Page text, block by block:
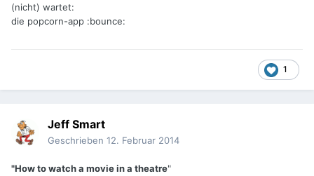
(nicht) wartet:
die popcorn-app :bounce:
1
Jeff Smart
Geschrieben 12. Februar 2014
"How to watch a movie in a theatre"